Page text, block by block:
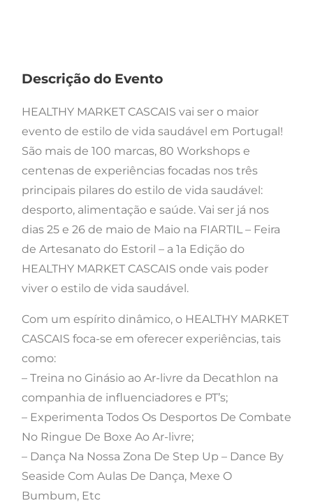
Descrição do Evento
HEALTHY MARKET CASCAIS vai ser o maior
evento de estilo de vida saudável em Portugal!
São mais de 100 marcas, 80 Workshops e
centenas de experiências focadas nos três
principais pilares do estilo de vida saudável:
desporto, alimentação e saúde. Vai ser já nos
dias 25 e 26 de maio de Maio na FIARTIL – Feira
de Artesanato do Estoril – a 1a Edição do
HEALTHY MARKET CASCAIS onde vais poder
viver o estilo de vida saudável.
Com um espírito dinâmico, o HEALTHY MARKET
CASCAIS foca-se em oferecer experiências, tais
como:
– Treina no Ginásio ao Ar-livre da Decathlon na
companhia de influenciadores e PT’s;
– Experimenta Todos Os Desportos De Combate
No Ringue De Boxe Ao Ar-livre;
– Dança Na Nossa Zona De Step Up – Dance By
Seaside Com Aulas De Dança, Mexe O
Bumbum, Etc